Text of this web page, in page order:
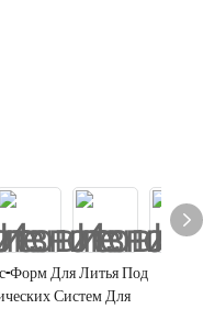
Форм Для Литья Под
Систем Для